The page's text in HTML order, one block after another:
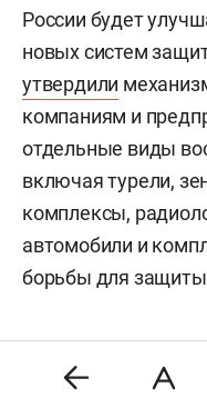
России будет
новых систем
утвердили
компаниям и
отдельные виды
включая турели,
комплексы,
автомобили и
борьбы для защиты